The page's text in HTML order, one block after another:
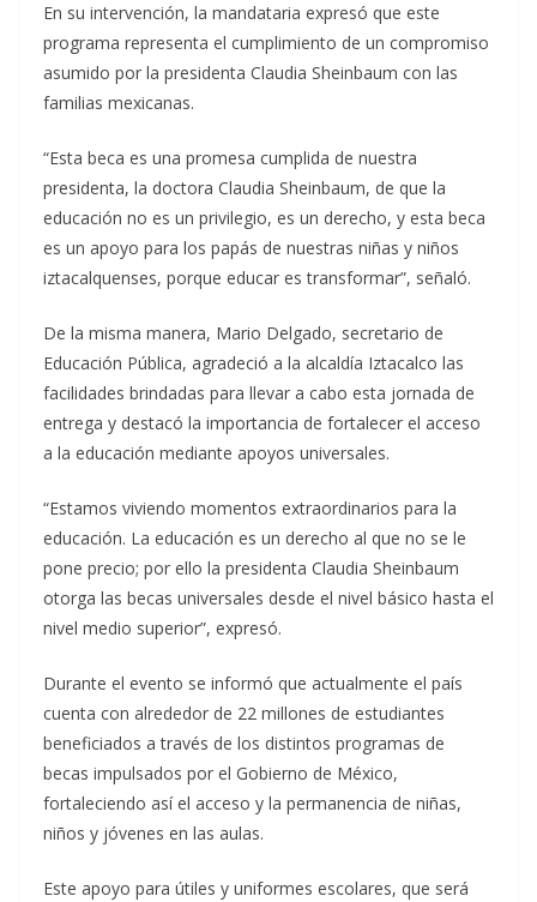
En su intervención, la mandataria expresó que este
programa representa el cumplimiento de un compromiso
asumido por la presidenta Claudia Sheinbaum con las
familias mexicanas.
“Esta beca es una promesa cumplida de nuestra
presidenta, la doctora Claudia Sheinbaum, de que la
educación no es un privilegio, es un derecho, y esta beca
es un apoyo para los papás de nuestras niñas y niños
iztacalquenses, porque educar es transformar”, señaló.
De la misma manera, Mario Delgado, secretario de
Educación Pública, agradeció a la alcaldía Iztacalco las
facilidades brindadas para llevar a cabo esta jornada de
entrega y destacó la importancia de fortalecer el acceso
a la educación mediante apoyos universales.
“Estamos viviendo momentos extraordinarios para la
educación. La educación es un derecho al que no se le
pone precio; por ello la presidenta Claudia Sheinbaum
otorga las becas universales desde el nivel básico hasta el
nivel medio superior”, expresó.
Durante el evento se informó que actualmente el país
cuenta con alrededor de 22 millones de estudiantes
beneficiados a través de los distintos programas de
becas impulsados por el Gobierno de México,
fortaleciendo así el acceso y la permanencia de niñas,
niños y jóvenes en las aulas.
Este apoyo para útiles y uniformes escolares, que será